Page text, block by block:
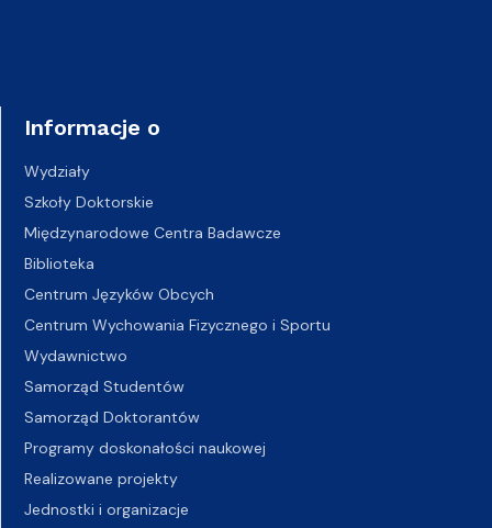
Informacje o
Wydziały
Szkoły Doktorskie
Międzynarodowe Centra Badawcze
Biblioteka
Centrum Języków Obcych
Centrum Wychowania Fizycznego i Sportu
Wydawnictwo
Samorząd Studentów
Samorząd Doktorantów
Programy doskonałości naukowej
Realizowane projekty
Jednostki i organizacje